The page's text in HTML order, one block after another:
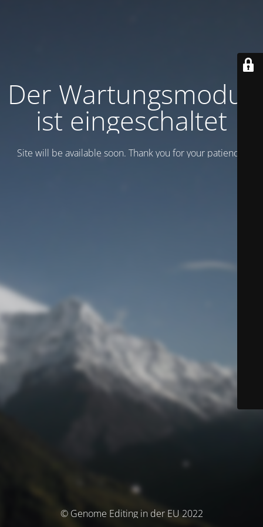
Der Wartungsmodus
ist eingeschaltet
Site will be available soon. Thank you for your patience!
© Genome Editing in der EU 2022